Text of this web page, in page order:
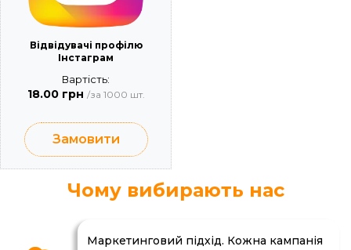
Відвідувачі профілю
Інстаграм
Вартість:
18.00 грн /за 1000 шт.
Замовити
Чому вибирають нас
Маркетинговий підхід. Кожна кампанія